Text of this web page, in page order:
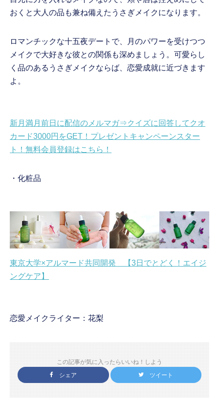
おくと大人の品も兼ね備えたうさぎメイクになります。
ロマンチックな十五夜デートで、月のパワーを受けつつ
メイクで大好きな彼との関係も深めましょう。可愛らし
く品のあるうさぎメイクならば、恋愛成就に近づきます
よ。
新月満月前日に配信のメルマガ⇒クイズに回答してクオ
カード3000円をGET！プレゼントキャンペーンスター
ト！無料会員登録はこちら！
・化粧品
東京大学×アルマード共同開発 【3日でとどく！エイジ
ングケア】
恋愛メイクライター：花梨
この記事が気に入ったらいいね！しよう
シェア
ツイート